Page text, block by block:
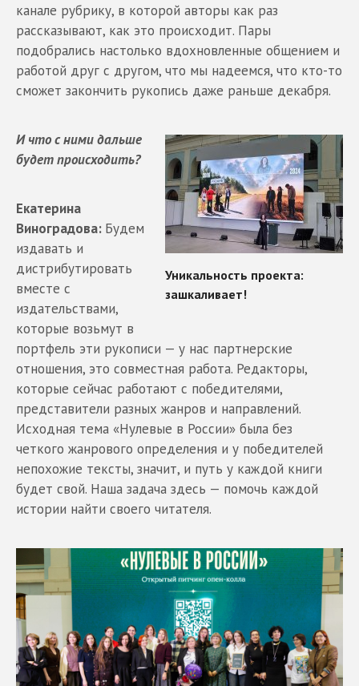
канале рубрику, в которой авторы как раз
рассказывают, как это происходит. Пары
подобрались настолько вдохновленные общением и
работой друг с другом, что мы надеемся, что кто-то
сможет закончить рукопись даже раньше декабря.
И что с ними дальше
будет происходить?
Екатерина
Виноградова: Будем
издавать и
дистрибутировать
вместе с
издательствами,
которые возьмут в
портфель эти рукописи — у нас партнерские
отношения, это совместная работа. Редакторы,
которые сейчас работают с победителями,
представители разных жанров и направлений.
Исходная тема «Нулевые в России» была без
четкого жанрового определения и у победителей
непохожие тексты, значит, и путь у каждой книги
будет свой. Наша задача здесь — помочь каждой
истории найти своего читателя.